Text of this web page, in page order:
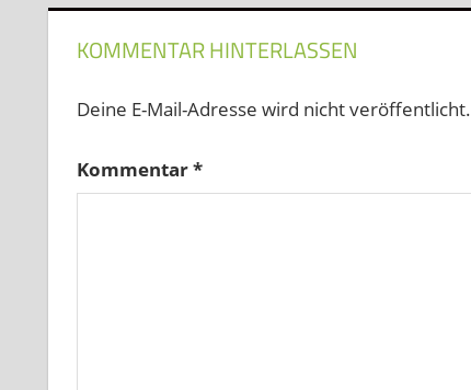
KOMMENTAR HINTERLASSEN
Deine E-Mail-Adresse wird nicht veröffentlicht.
Kommentar*